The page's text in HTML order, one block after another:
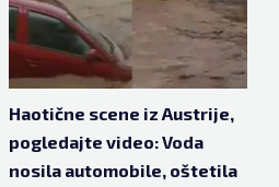
Haotične scene iz Austrije,
pogledajte video: Voda
nosila automobile, oštetila